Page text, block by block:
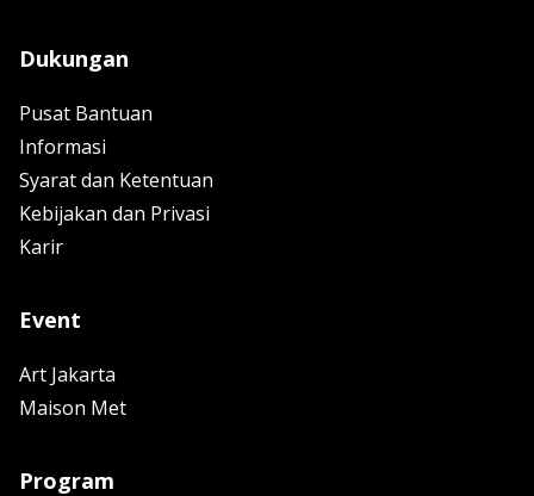
Dukungan
Pusat Bantuan
Informasi
Syarat dan Ketentuan
Kebijakan dan Privasi
Karir
Event
Art Jakarta
Maison Met
Program